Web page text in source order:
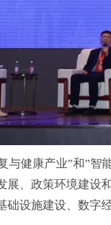
健康产业”和”智
展、政策环境建设
础设施建设、数字